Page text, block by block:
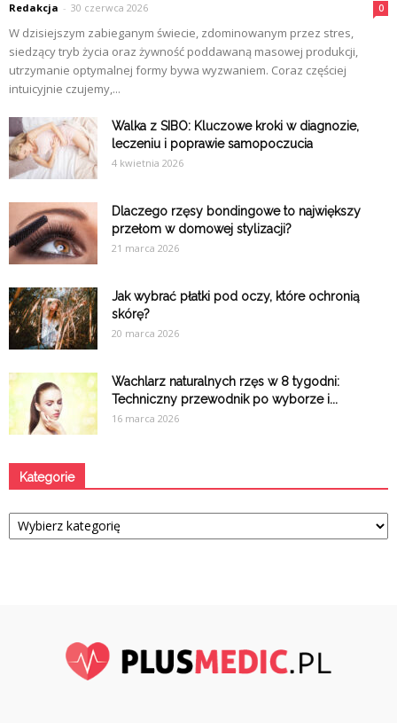
Redakcja - 30 czerwca 2026 0
W dzisiejszym zabieganym świecie, zdominowanym przez stres,
siedzący tryb życia oraz żywność poddawaną masowej produkcji,
utrzymanie optymalnej formy bywa wyzwaniem. Coraz częściej
intuicyjnie czujemy,...
Walka z SIBO: Kluczowe kroki w diagnozie,
leczeniu i poprawie samopoczucia
4 kwietnia 2026
Dlaczego rzęsy bondingowe to największy
przełom w domowej stylizacji?
21 marca 2026
Jak wybrać płatki pod oczy, które ochronią
skórę?
20 marca 2026
Wachlarz naturalnych rzęs w 8 tygodni:
Techniczny przewodnik po wyborze i...
16 marca 2026
Kategorie
Kategorie